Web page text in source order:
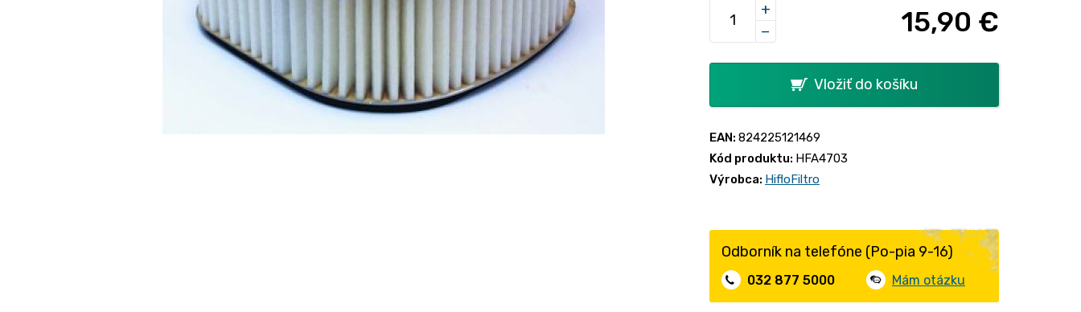
15,90 €
+
−
Vložiť do košíku
EAN: 824225121469
Kód produktu: HFA4703
Výrobca: HifloFiltro
Odborník na telefóne (Po-pia 9-16)
032 877 5000 Mám otázku